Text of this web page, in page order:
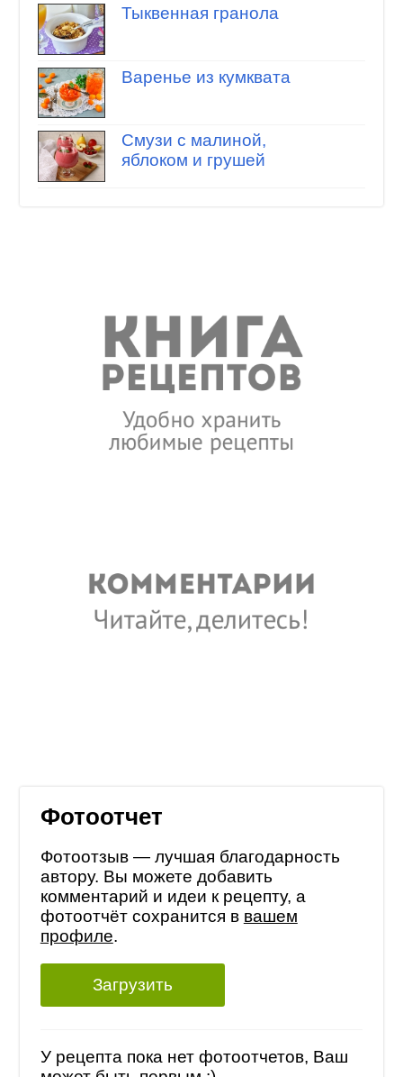
Тыквенная гранола
Варенье из кумквата
Смузи с малиной,
яблоком и грушей
Фотоотчет
Фотоотзыв — лучшая благодарность
автору. Вы можете добавить
комментарий и идеи к рецепту, а
фотоотчёт сохранится в вашем
профиле.
Загрузить
У рецепта пока нет фотоотчетов, Ваш